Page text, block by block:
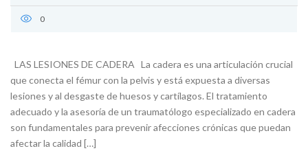
0
LAS LESIONES DE CADERA La cadera es una articulación crucial
que conecta el fémur con la pelvis y está expuesta a diversas
lesiones y al desgaste de huesos y cartílagos. El tratamiento
adecuado y la asesoría de un traumatólogo especializado en cadera
son fundamentales para prevenir afecciones crónicas que puedan
afectar la calidad […]